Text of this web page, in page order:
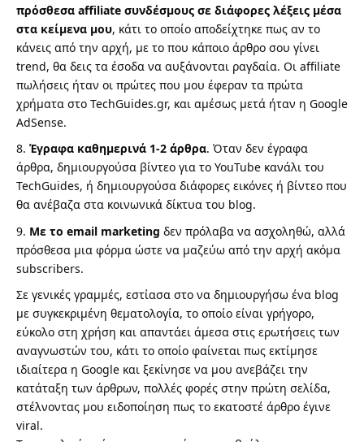
πρόσθεσα affiliate συνδέσμους σε διάφορες λέξεις μέσα
στα κείμενα μου, κάτι το οποίο αποδείχτηκε πως αν το
κάνεις από την αρχή, με το που κάποιο άρθρο σου γίνει
trend, θα δεις τα έσοδα να αυξάνονται ραγδαία. Οι affiliate
πωλήσεις ήταν οι πρώτες που μου έφεραν τα πρώτα
χρήματα στο TechGuides.gr, και αμέσως μετά ήταν η Google
AdSense.
Έγραφα καθημερινά 1-2 άρθρα. Όταν δεν έγραφα
άρθρα, δημιουργούσα βίντεο για το YouTube κανάλι του
TechGuides, ή δημιουργούσα διάφορες εικόνες ή βίντεο που
θα ανέβαζα στα κοινωνικά δίκτυα του blog.
Με το email marketing δεν πρόλαβα να ασχοληθώ, αλλά
πρόσθεσα μια φόρμα ώστε να μαζεύω από την αρχή ακόμα
subscribers.
Σε γενικές γραμμές, εστίασα στο να δημιουργήσω ένα blog
με συγκεκριμένη θεματολογία, το οποίο είναι γρήγορο,
εύκολο στη χρήση και απαντάει άμεσα στις ερωτήσεις των
αναγνωστών του, κάτι το οποίο φαίνεται πως εκτίμησε
ιδιαίτερα η Google και ξεκίνησε να μου ανεβάζει την
κατάταξη των άρθρων, πολλές φορές στην πρώτη σελίδα,
στέλνοντας μου ειδοποίηση πως το εκατοστέ άρθρο έγινε
viral.